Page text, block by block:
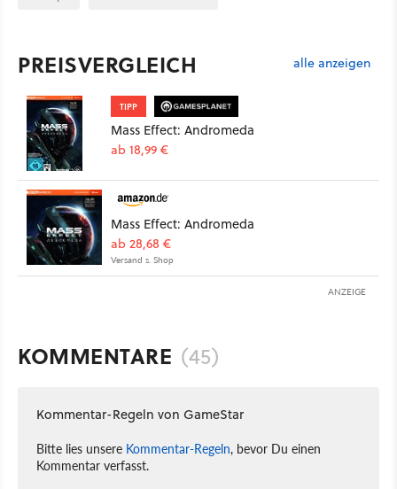
PREISVERGLEICH alle anzeigen
TIPP
Mass Effect: Andromeda
ab 18,99 €
Mass Effect: Andromeda
ab 28,68 €
Versand s. Shop
ANZEIGE
KOMMENTARE (45)
Kommentar-Regeln von GameStar
Bitte lies unsere Kommentar-Regeln, bevor Du einen
Kommentar verfasst.